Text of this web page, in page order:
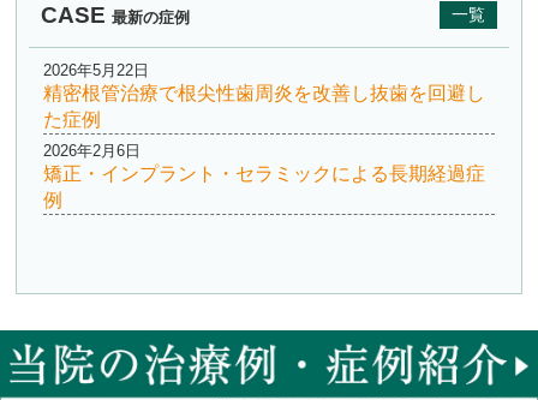
CASE 最新の症例 一覧
2026年5月22日
精密根管治療で根尖性歯周炎を改善し抜歯を回避し
た症例
2026年2月6日
矯正・インプラント・セラミックによる長期経過症
例